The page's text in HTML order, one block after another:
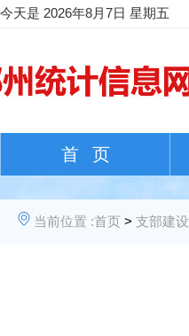
今天是 2026年8月7日 星期五
首 页
当前位置 :首页 > 支部建设